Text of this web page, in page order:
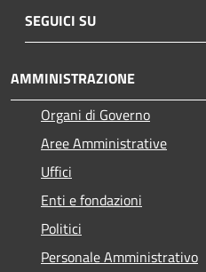
SEGUICI SU
AMMINISTRAZIONE
Organi di Governo
Aree Amministrative
Uffici
Enti e fondazioni
Politici
Personale Amministrativo